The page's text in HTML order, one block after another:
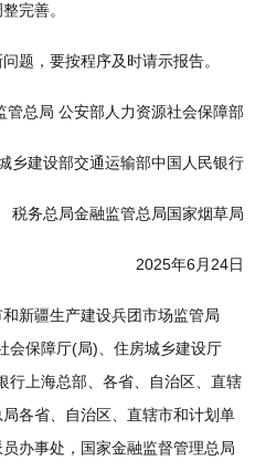
完善。
，要按程序及时请示报告。
总局 公安部人力资源社会保障部
建设部交通运输部中国人民银行
务总局金融监管总局国家烟草局
2025年6月24日
疆生产建设兵团市场监管局
会保障厅(局)、住房城乡建设厅
行上海总部、各省、自治区、直辖
各省、自治区、直辖市和计划单
办事处，国家金融监督管理总局